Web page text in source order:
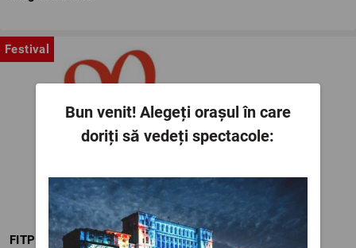
Festival
FITPTI
Bun venit!Alegeți orașul în care
doriți să vedeți spectacole: